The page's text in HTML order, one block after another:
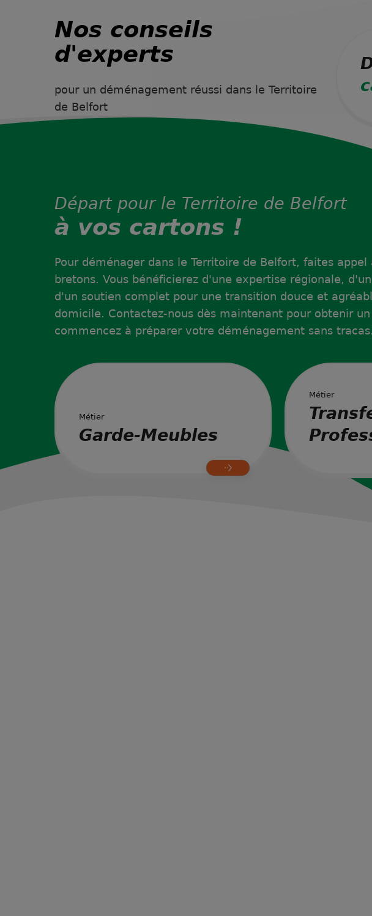
Nos conseils
d'experts
pour un déménagement réussi dans le Territoire
de Belfort
Départ pour le Territoire de Belfort
à vos cartons !
Pour déménager dans le Territoire de Belfort, faites appel
bretons. Vous bénéficierez d'une expertise régionale,
d'un soutien complet pour une transition douce et
domicile. Contactez-nous dès maintenant pour obtenir
commencez à préparer votre déménagement sans tracas.
Métier
Garde-Meubles
Métier